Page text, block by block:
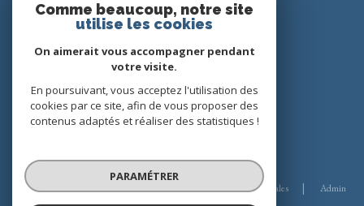
Nos honoraires
Nos partenaires Mentions légales
Admin
Comme beaucoup, notre site
utilise les cookies
On aimerait vous accompagner pendant
votre visite.
En poursuivant, vous acceptez l'utilisation des
cookies par ce site, afin de vous proposer des
contenus adaptés et réaliser des statistiques !
PARAMÉTRER